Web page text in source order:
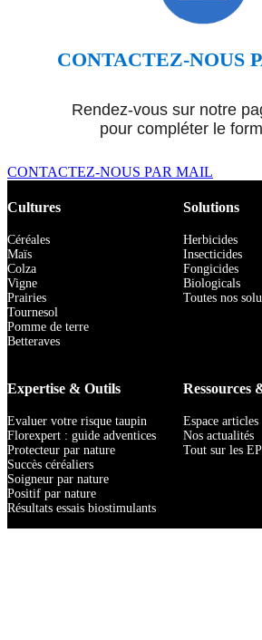
CONTACTEZ-NOUS
Rendez-vous sur notre
pour compléter le
CONTACTEZ-NOUS PAR MAIL
Cultures
Céréales
Maïs
Colza
Vigne
Prairies
Tournesol
Pomme de terre
Betteraves
Solutions
Herbicides
Insecticides
Fongicides
Biologicals
Toutes nos
Expertise & Outils
Evaluer votre risque taupin
Florexpert : guide adventices
Protecteur par nature
Succès céréaliers
Soigneur par nature
Positif par nature
Résultats essais biostimulants
Ressources
Espace articles
Nos actualités
Tout sur les